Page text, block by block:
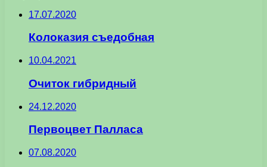
17.07.2020
Колоказия съедобная
10.04.2021
Очиток гибридный
24.12.2020
Первоцвет Палласа
07.08.2020